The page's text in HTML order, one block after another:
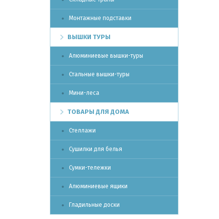
Монтажные подставки
ВЫШКИ ТУРЫ
Алюминиевые вышки-туры
Стальные вышки-туры
Мини-леса
ТОВАРЫ ДЛЯ ДОМА
Стеллажи
Сушилки для белья
Сумки-тележки
Алюминиевые ящики
Гладильные доски